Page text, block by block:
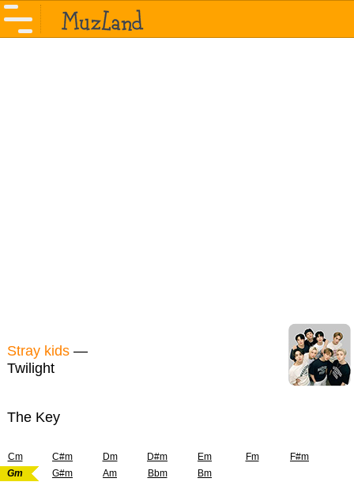
Stray kids —
Twilight
The Key
Cm C#m Dm D#m Em Fm
F#m
Gm
G#m Am Bbm Bm